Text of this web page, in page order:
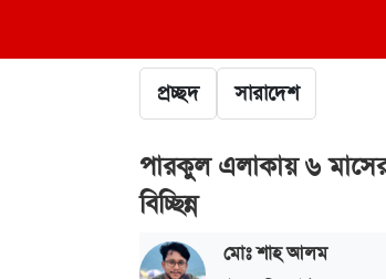
প্রচ্ছদ সারাদেশ
পারকুল এলাকায় ৬
বিচ্ছিন্ন
মোঃ শাহ আলম